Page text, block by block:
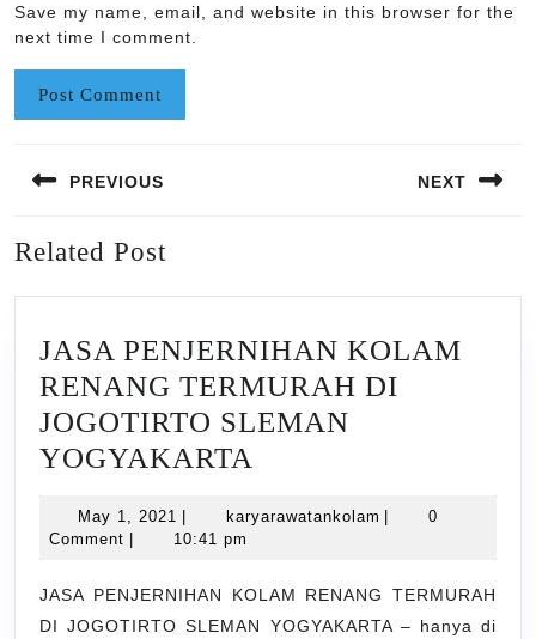
Save my name, email, and website in this browser for the
next time I comment.
navigation
PREVIOUS
post:
NEXT
Related Post
JASA PENJERNIHAN KOLAM
RENANG TERMURAH DI
JOGOTIRTO SLEMAN
YOGYAKARTA
KOLAM
TERMURAH
May 1, 2021 May
1,
karyarawatankolam karyarawatankolam
0
Comment
10:41 pm
JASA PENJERNIHAN KOLAM RENANG TERMURAH
DI JOGOTIRTO SLEMAN YOGYAKARTA – hanya di